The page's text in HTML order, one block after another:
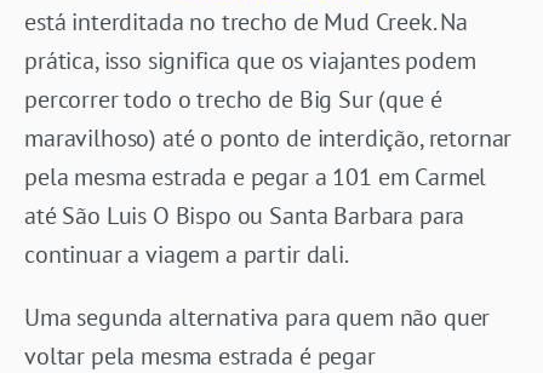
está interditada no trecho de Mud Creek. Na
prática, isso significa que os viajantes podem
percorrer todo o trecho de Big Sur (que é
maravilhoso) até o ponto de interdição, retornar
pela mesma estrada e pegar a 101 em Carmel
até São Luis O Bispo ou Santa Barbara para
continuar a viagem a partir dali.
Uma segunda alternativa para quem não quer
voltar pela mesma estrada é pegar